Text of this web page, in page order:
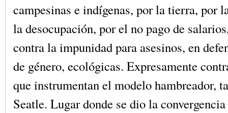
campesinas e indígenas, por la tierra, por
la desocupación, por el no pago de
contra la impunidad para asesinos, en
de género, ecológicas. Expresamente
que instrumentan el modelo hambreador,
Seatle. Lugar donde se dio la